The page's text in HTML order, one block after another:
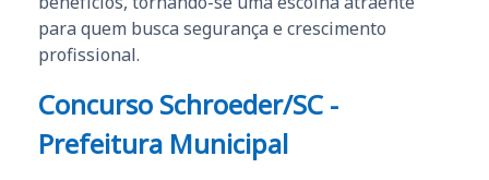
para quem busca segurança e crescimento
profissional.
Concurso Schroeder/SC -
Prefeitura Municipal